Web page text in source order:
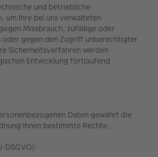
und betriebliche
um Ihre bei uns verwalteten
Missbrauch, zufällige oder
gegen den Zugriff unberechtigter
Sicherheitsverfahren werden
Entwicklung fortlaufend
Daten gewährt die
Ihnen bestimmte Rechte:
DSGVO):